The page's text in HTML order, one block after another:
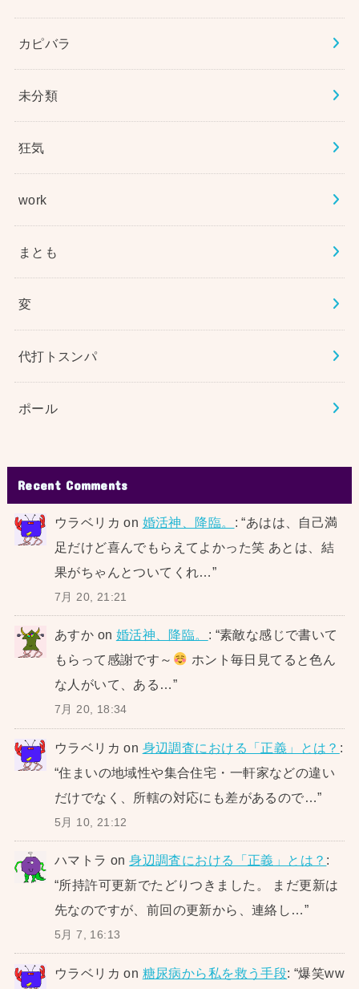
カピバラ
未分類
狂気
work
まとも
変
代打トスンパ
ポール
Recent Comments
ウラベリカ on 婚活神、降臨。 : “あはは、自己満
足だけど喜んでもらえてよかった笑 あとは、結
果がちゃんとついてくれ…”
7月 20, 21:21
あすか on 婚活神、降臨。 : “素敵な感じで書いて
もらって感謝です～
ホント毎日見てると色ん
な人がいて、ある…”
7月 20, 18:34
ウラベリカ on 身辺調査における「正義」とは？ :
“住まいの地域性や集合住宅・一軒家などの違い
だけでなく、所轄の対応にも差があるので…”
5月 10, 21:12
ハマトラ on身辺調査における「正義」とは？ :
“所持許可更新でたどりつきました。 まだ更新は
先なのですが、前回の更新から、連絡し…”
5月 7, 16:13
ウラベリカ on 糖尿病から私を救う手段: “爆笑ww